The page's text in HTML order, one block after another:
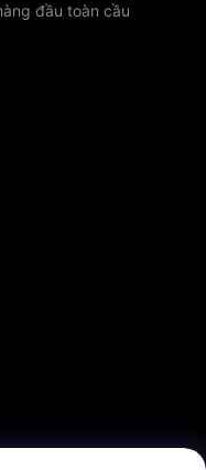
đầu toàn cầu